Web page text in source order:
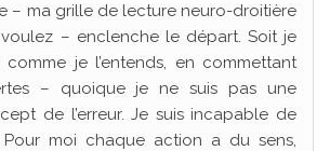
– ma grille de lecture neuro-droitière
– enclenche le départ. Soit je
je l’entends, en commettant
– quoique je ne suis pas une
de l’erreur. Je suis incapable de
Pour moi chaque action a du sens,